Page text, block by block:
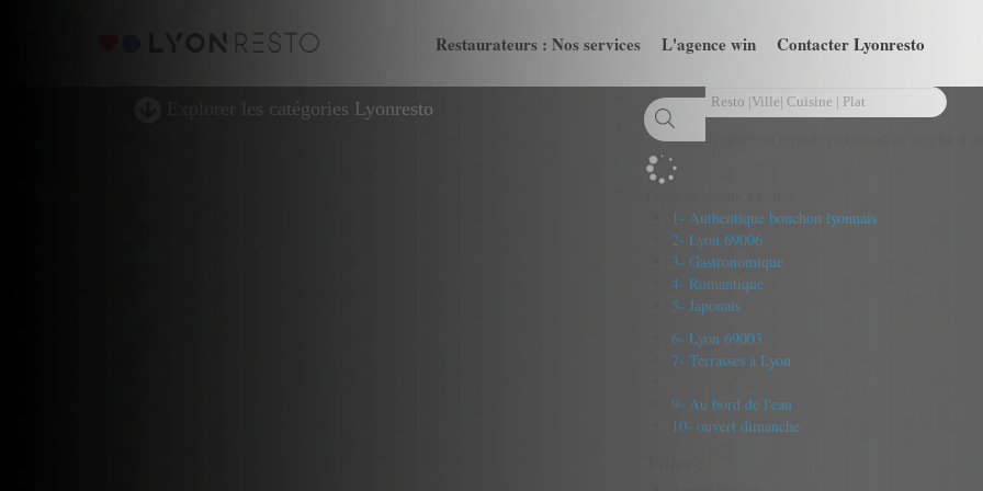
Restaurateurs : Nos services L'agence win Contacter Lyonresto
Explorer les catégories Lyonresto
1- Authentique bouchon lyonnais
2- Lyon 69006
3- Gastronomique
4- Romantique
5- Japonais
6- Lyon 69003
7- Terrasses à Lyon
9- Au bord de l'eau
10- ouvert dimanche